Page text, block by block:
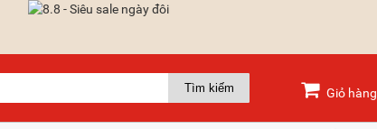
Giỏ hàng